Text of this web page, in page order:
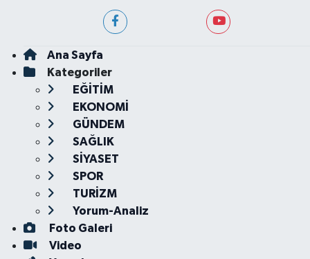
Ana Sayfa
Kategoriler
EĞİTİM
EKONOMİ
GÜNDEM
SAĞLIK
SİYASET
SPOR
TURİZM
Yorum-Analiz
Foto Galeri
Video